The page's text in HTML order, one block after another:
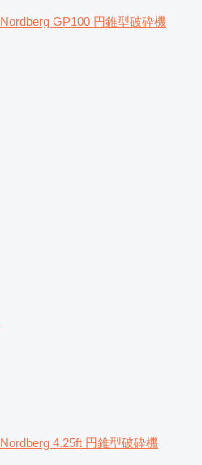
Nordberg GP100 円錐型破砕機
Nordberg 4.25ft 円錐型破砕機